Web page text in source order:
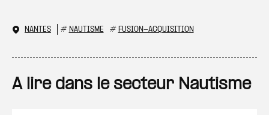
NANTES # NAUTISME # FUSION-ACQUISITION
A lire dans le secteur Nautisme